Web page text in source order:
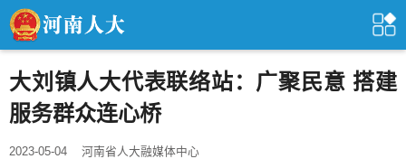
大刘镇人大代表联络站：广聚民意 搭建
服务群众连心桥
2023-05-04 河南省人大融媒体中心